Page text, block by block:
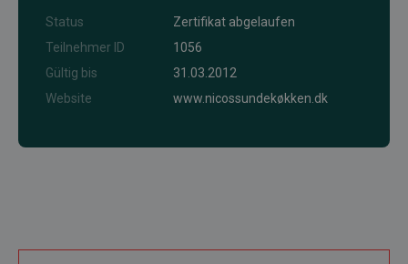
Status
Zertifikat abgelaufen
Teilnehmer ID
1056
Gültig bis
31.03.2012
Website
www.nicossundekøkken.dk